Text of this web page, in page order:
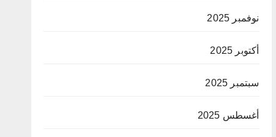
نوفمبر 2025
أكتوبر 2025
سبتمبر 2025
أغسطس 2025